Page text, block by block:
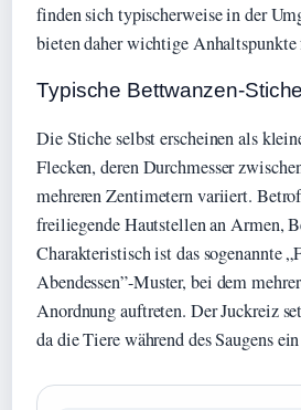
finden sich typischerweise in der
bieten daher wichtige
Typische Bettwanzen-Stiche
Die Stiche selbst erscheinen als
Flecken, deren Durchmesser
mehreren Zentimetern variiert.
freiliegende Hautstellen an Armen,
Charakteristisch ist das sogenannte
Abendessen”-Muster, bei dem
Anordnung auftreten. Der Juckreiz
da die Tiere während des Saugens